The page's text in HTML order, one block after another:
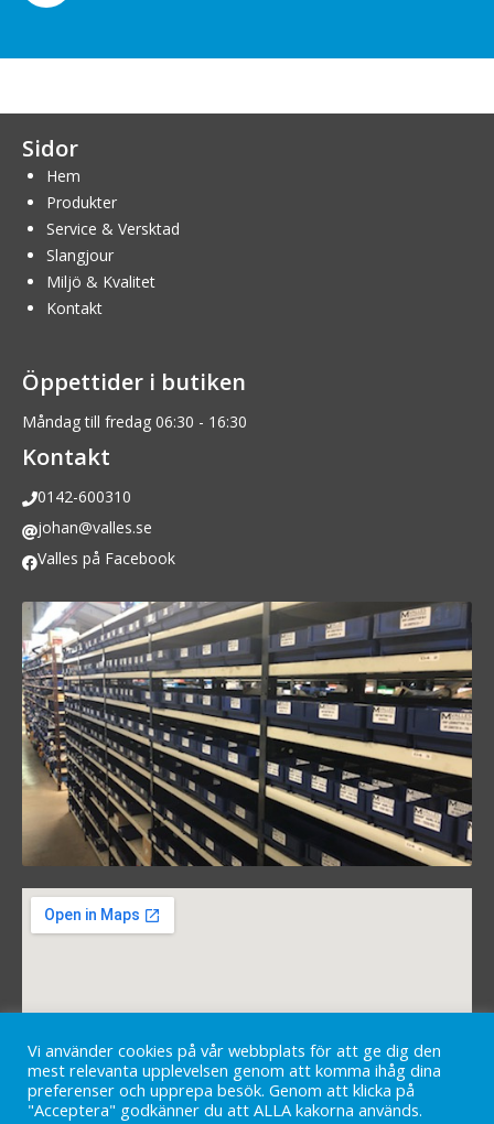
Sidor
Hem
Produkter
Service & Versktad
Slangjour
Miljö & Kvalitet
Kontakt
Öppettider i butiken
Måndag till fredag 06:30 - 16:30
Kontakt
0142-600310
johan@valles.se
Valles på Facebook
Vi använder cookies på vår webbplats för att ge dig den
mest relevanta upplevelsen genom att komma ihåg dina
preferenser och upprepa besök. Genom att klicka på
"Acceptera" godkänner du att ALLA kakorna används.